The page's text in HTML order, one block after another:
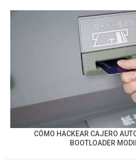
CÓMO HACKEAR CAJERO
BOOTLOADER